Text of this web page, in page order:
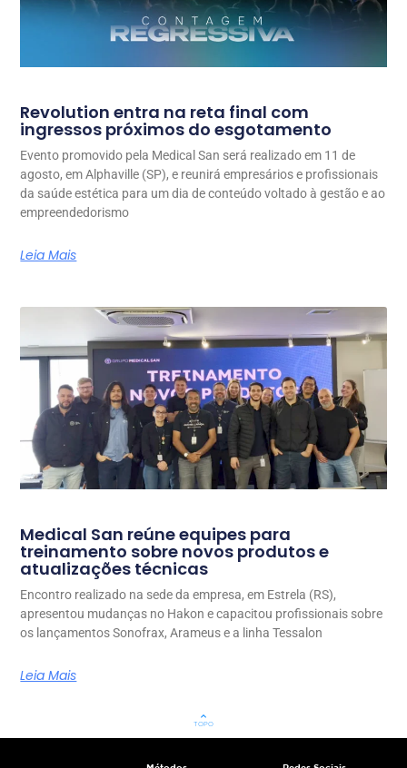
Revolution entra na reta final com
ingressos próximos do esgotamento
Evento promovido pela Medical San será realizado em 11 de
agosto, em Alphaville (SP), e reunirá empresários e profissionais
da saúde estética para um dia de conteúdo voltado à gestão e ao
empreendedorismo
Leia Mais
Medical San reúne equipes para
treinamento sobre novos produtos e
atualizações técnicas
Encontro realizado na sede da empresa, em Estrela (RS),
apresentou mudanças no Hakon e capacitou profissionais sobre
os lançamentos Sonofrax, Arameus e a linha Tessalon
Leia Mais
keyboard_arrow_up
TOPO